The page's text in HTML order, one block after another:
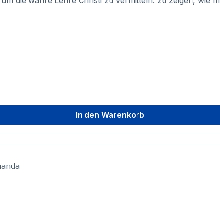
Wirkung der Gedanken und der Lebenskraft
Abbildungen.
In den Warenkorb